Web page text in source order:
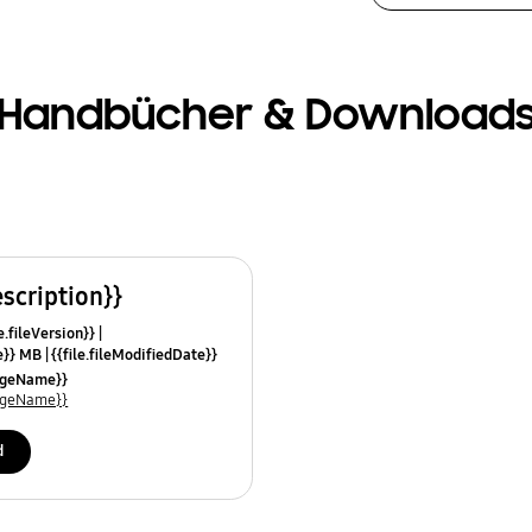
&
MB {{file.fileModifiedDate}}